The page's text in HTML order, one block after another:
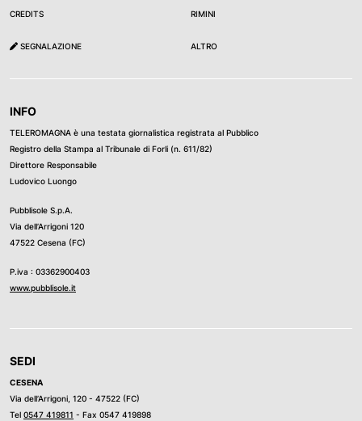
CREDITS
SEGNALAZIONE
RIMINI
ALTRO
INFO
TELEROMAGNA è una testata giornalistica registrata al Pubblico
Registro della Stampa al Tribunale di Forli (n. 611/82)
Direttore Responsabile
Ludovico Luongo
Pubblisole S.p.A.
Via dell’Arrigoni 120
47522 Cesena (FC)
P.iva : 03362900403
www.pubblisole.it
SEDI
CESENA
Via dell’Arrigoni, 120 - 47522 (FC)
Tel 0547 419811 - Fax 0547 419898